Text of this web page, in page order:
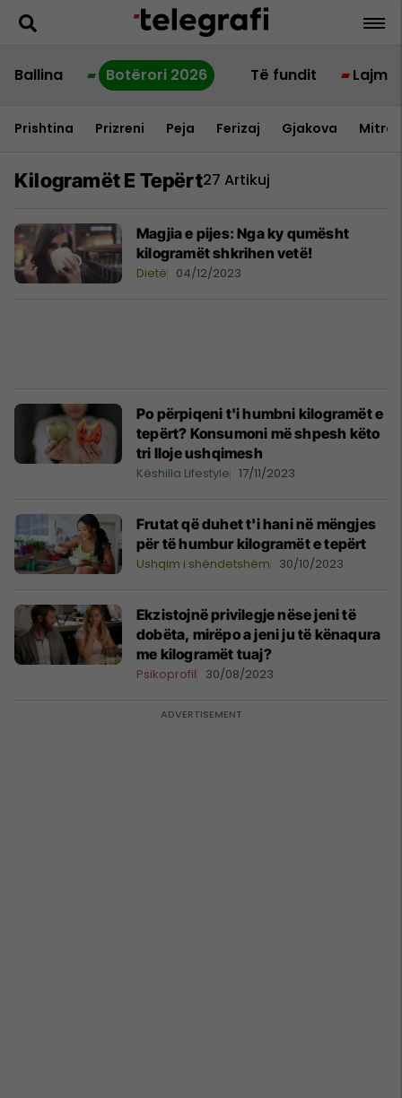
Ballina Botërori 2026 Të fundit Lajme
Prishtina Prizreni Peja Ferizaj Gjakova
Kilogramët E Tepërt27 Artikuj
Magjia e pijes: Nga ky qumësht
kilogramët shkrihen vetë!
Dietë 04/12/2023
Po përpiqeni t'i humbni kilogramët e
tepërt? Konsumoni më shpesh këto
tri lloje ushqimesh
Këshilla Lifestyle 17/11/2023
Frutat që duhet t'i hani në mëngjes
për të humbur kilogramët e tepërt
Ushqim i shëndetshëm 30/10/2023
Ekzistojnë privilegje nëse jeni të
dobëta, mirëpo a jeni ju të kënaqura
me kilogramët tuaj?
Psikoprofil 30/08/2023